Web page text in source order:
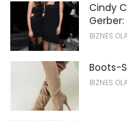
Cindy
BIZNES
Boots-
BIZNES